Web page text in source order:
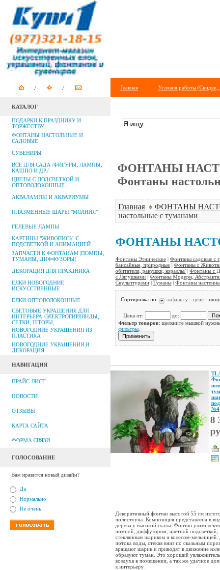
Главная Условия работы (Скидки,
КАТАЛОГ
ПОДАРКИ К ПРАЗДНИКУ И
ТОРЖЕСТВУ
ФОНТАНЫ НАСТОЛЬНЫЕ И
САДОВЫЕ
СУВЕНИРЫ
ВСЕ ДЛЯ САДА /ФИГУРЫ, ЛАМПЫ,
КАШПО И ДР./
ЦВЕТЫ С ПОДСВЕТКОЙ И
ОПТОВОЛОКОННЫЕ
АКВАЛАМПЫ И АКВАРИУМЫ
ПЛАЗМЕННЫЕ ШАРЫ "МОЛНИЯ"
ГЕЛЕВЫЕ ЛАМПЫ
КАРТИНЫ "ЖИВОПИСЬ" С
ПОДСВЕТКОЙ И АНИМАЦИЕЙ
ЗАПЧАСТИ К ФОНТАНАМ |ПОМПЫ,
ТУМАНЫ, ДИФФУЗОРЫ|
ДЕКОРАЦИЯ ДЛЯ ПРАЗДНИКА
ЕЛКИ НОВОГОДНИЕ
ИСКУССТВЕННЫЕ
ЕЛКИ ОПТОВОЛОКОННЫЕ
СВЕТОВЫЕ УКРАШЕНИЯ ДЛЯ
ИНТЕРЬЕРА /ЭЛЕКТРОГИРЛЯНДЫ,
СЕТКИ, ШТОРЫ,
НОВОГОДНИЕ УКРАШЕНИЯ ИЗ
ПЛАСТИКА
НОВОГОДНИЕ УКРАШЕНИЯ И
ДЕКОРАЦИЯ
НАВИГАЦИЯ
ПРАЙС-ЛИСТ
НОВОСТИ
ОТЗЫВЫ
КАРТА САЙТА
ФОРМА СВЯЗИ
ГОЛОСОВАНИЕ
Вам нравится новый дизайн?
Да
Нормально
Не очень
ФОНТАНЫ
Фонтаны
Главная
ФОНТАНЫ
настольные с туманами
ФОНТАНЫ
Фонтаны Этнические
Фонтаны садовые с
бансайные, природные
Фонтаны с
обитатели, ракушки, кораллы/
Фонтаны с
с Лягушками
Фонтаны Модерн,
Скульптурами
Туманы Фонтаны
Сортировка по: алфавиту - цене -
Цена от:
до:
Фильтр товаров: щелкните мышкой
фильтры
№4
8
Декоративный фонтан высотой 55 см
полистоуна. Композиция представлена в
дерева у высокой скалы. Фонтан
помпой, диффузором, цветной подсветкой,
стеклянным шариком и колесом-мельницей.
потока воды, стекая вниз по скальным
вращают шарик и приводят в движение
образуют туман. Это хороший увлажнитель
воздуха в помещении, а так же удачное
к интерьеру.